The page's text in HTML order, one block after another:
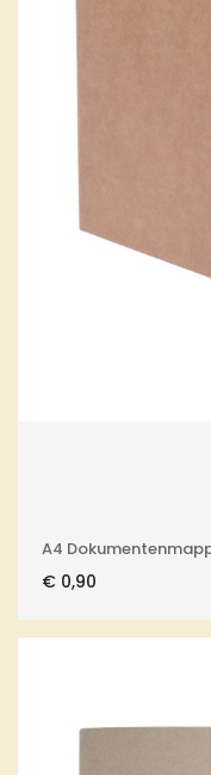
A4
€ 0,90